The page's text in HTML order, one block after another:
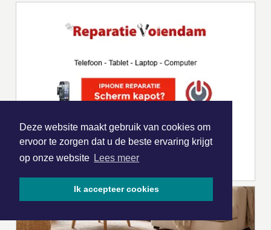
Deze website maakt gebruik van cookies om
ervoor te zorgen dat u de beste ervaring krijgt
op onze website Lees meer
Ik accepteer cookies